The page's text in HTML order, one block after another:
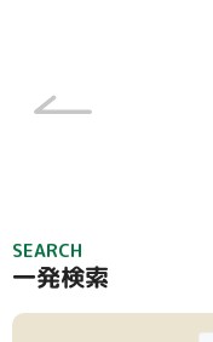
稿
シ
ョ
SEARCH
一発検索